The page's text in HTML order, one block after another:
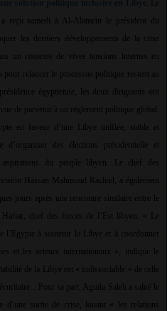
a reçu samedi à Al-Alamein le président du
les derniers développements de la crise
un contexte de vives tensions internes en
relancer le processus politique restent au
égyptienne, les deux dirigeants ont
de parvenir à un règlement politique global.
en faveur d’une Libye unifiée, stable et
d’organiser des élections présidentielle et
aspirations du peuple libyen. Le chef des
Hassan Mahmoud Rashad, a également
jours après une rencontre similaire entre le
chef des forces de l’Est libyen. « Le
l’Egypte à soutenir la Libye et à coordonner
et les acteurs internationaux », indique le
de la Libye est « indissociable » de celle
sa part, Aguila Saleh a salué le
d’une sortie de crise, louant « les relations